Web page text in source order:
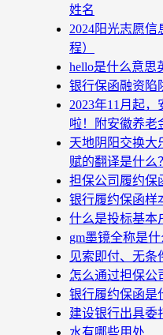
姓名
2024阳光志愿
程）
hello是什么意思
银行保函融资陷
2023年11月起
啦！附安徽养老
天地阴阳交换大
赋的翻译是什么
担保公司履约保
银行履约保函样
什么是投标基本
gm墨镜全称是
见索即付、无条
怎么通过担保公
银行履约保函是
建设银行出具委
水有哪些用处